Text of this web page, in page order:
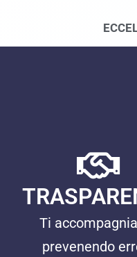
Ti
prevenendo